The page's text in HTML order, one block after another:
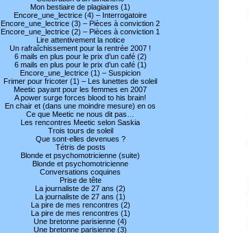
Mon bestiaire de plagiaires (1)
Encore_une_lectrice (4) – Interrogatoire
Encore_une_lectrice (3) – Pièces à conviction 2
Encore_une_lectrice (2) – Pièces à conviction 1
Lire attentivement la notice
Un rafraîchissement pour la rentrée 2007 !
6 mails en plus pour le prix d’un café (2)
6 mails en plus pour le prix d’un café (1)
Encore_une_lectrice (1) – Suspicion
Frimer pour fricoter (1) – Les lunettes de soleil
Meetic payant pour les femmes en 2007
A power surge forces blood to his brain!
En chair et (dans une moindre mesure) en os
Ce que Meetic ne nous dit pas…
Les rencontres Meetic selon Saskia
Trois tours de soleil
Que sont-elles devenues ?
Tétris de posts
Blonde et psychomotricienne (suite)
Blonde et psychomotricienne
Conversations coquines
Prise de tête
La journaliste de 27 ans (2)
La journaliste de 27 ans (1)
La pire de mes rencontres (2)
La pire de mes rencontres (1)
Une bretonne parisienne (4)
Une bretonne parisienne (3)